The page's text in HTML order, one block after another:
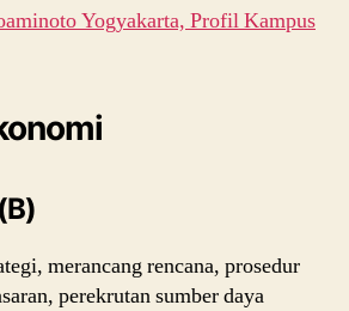
Yogyakarta, Profil Kampus
merancang rencana, prosedur
perekrutan sumber daya